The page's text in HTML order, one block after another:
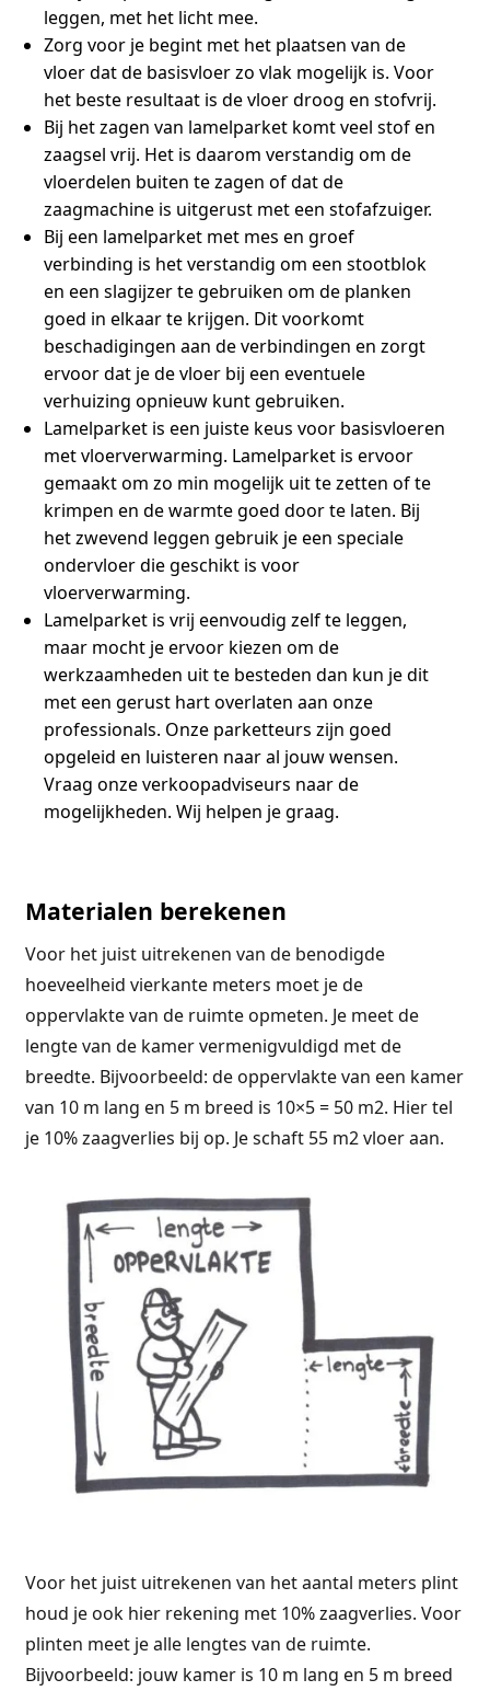
leggen, met het licht mee.
Zorg voor je begint met het plaatsen van de
vloer dat de basisvloer zo vlak mogelijk is. Voor
het beste resultaat is de vloer droog en stofvrij.
Bij het zagen van lamelparket komt veel stof en
zaagsel vrij. Het is daarom verstandig om de
vloerdelen buiten te zagen of dat de
zaagmachine is uitgerust met een stofafzuiger.
Bij een lamelparket met mes en groef
verbinding is het verstandig om een stootblok
en een slagijzer te gebruiken om de planken
goed in elkaar te krijgen. Dit voorkomt
beschadigingen aan de verbindingen en zorgt
ervoor dat je de vloer bij een eventuele
verhuizing opnieuw kunt gebruiken.
Lamelparket is een juiste keus voor basisvloeren
met vloerverwarming. Lamelparket is ervoor
gemaakt om zo min mogelijk uit te zetten of te
krimpen en de warmte goed door te laten. Bij
het zwevend leggen gebruik je een speciale
ondervloer die geschikt is voor
vloerverwarming.
Lamelparket is vrij eenvoudig zelf te leggen,
maar mocht je ervoor kiezen om de
werkzaamheden uit te besteden dan kun je dit
met een gerust hart overlaten aan onze
professionals. Onze parketteurs zijn goed
opgeleid en luisteren naar al jouw wensen.
Vraag onze verkoopadviseurs naar de
mogelijkheden. Wij helpen je graag.
Materialen berekenen
Voor het juist uitrekenen van de benodigde
hoeveelheid vierkante meters moet je de
oppervlakte van de ruimte opmeten. Je meet de
lengte van de kamer vermenigvuldigd met de
breedte. Bijvoorbeeld: de oppervlakte van een kamer
van 10 m lang en 5 m breed is 10×5 = 50 m2. Hier tel
je 10% zaagverlies bij op. Je schaft 55 m2 vloer aan.
Voor het juist uitrekenen van het aantal meters plint
houd je ook hier rekening met 10% zaagverlies. Voor
plinten meet je alle lengtes van de ruimte.
Bijvoorbeeld: jouw kamer is 10 m lang en 5 m breed